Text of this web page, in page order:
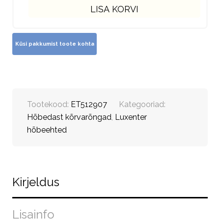
LISA KORVI
Tootekood: ET512907
Kategooriad:
Hõbedast kõrvarõngad, Luxenter
hõbeehted
Kirjeldus
Lisainfo